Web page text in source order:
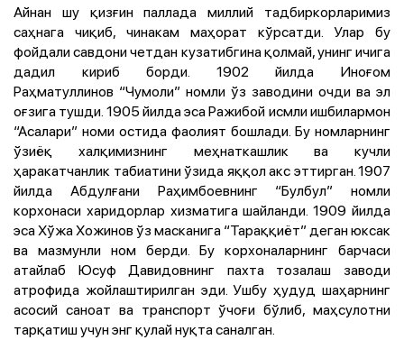
Айнан шу қизғин паллада миллий тадбиркорларимиз
саҳнага чиқиб, чинакам маҳорат кўрсатди. Улар бу
фойдали савдони четдан кузатибгина қолмай, унинг ичига
дадил кириб борди. 1902 йилда Иноғом
Раҳматуллинов “Чумоли” номли ўз заводини очди ва эл
оғзига тушди. 1905 йилда эса Ражибой исмли ишбилармон
“Асалари” номи остида фаолият бошлади. Бу номларнинг
ўзиёқ халқимизнинг меҳнаткашлик ва кучли
ҳаракатчанлик табиатини ўзида яққол акс эттирган. 1907
йилда Абдулғани Раҳимбоевнинг “Булбул” номли
корхонаси харидорлар хизматига шайланди. 1909 йилда
эса Хўжа Хожинов ўз масканига “Тараққиёт” деган юксак
ва мазмунли ном берди. Бу корхоналарнинг барчаси
атайлаб Юсуф Давидовнинг пахта тозалаш заводи
атрофида жойлаштирилган эди. Ушбу ҳудуд шаҳарнинг
асосий саноат ва транспорт ўчоғи бўлиб, маҳсулотни
тарқатиш учун энг қулай нуқта саналган.